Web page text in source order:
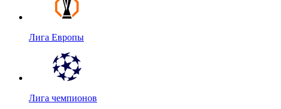
Лига Европы
Лига чемпионов